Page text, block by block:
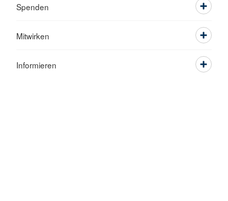
Spenden
Mitwirken
Informieren